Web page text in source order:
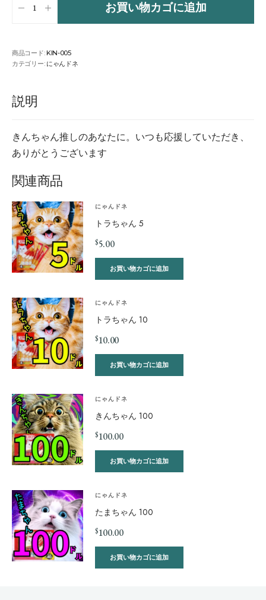
お買い物カゴに追加
商品コード:KIN-005
カテゴリー: にゃんドネ
説明
きんちゃん推しのあなたに。いつも応援していただき、
ありがとうございます
関連商品
にゃんドネ
トラちゃん 5
$5.00
お買い物カゴに追加
にゃんドネ
トラちゃん 10
$10.00
お買い物カゴに追加
にゃんドネ
きんちゃん 100
$100.00
お買い物カゴに追加
にゃんドネ
たまちゃん 100
$100.00
お買い物カゴに追加